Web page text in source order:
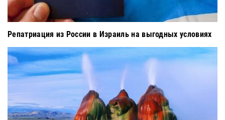
Репатриация из России в Израиль на выгодных условиях